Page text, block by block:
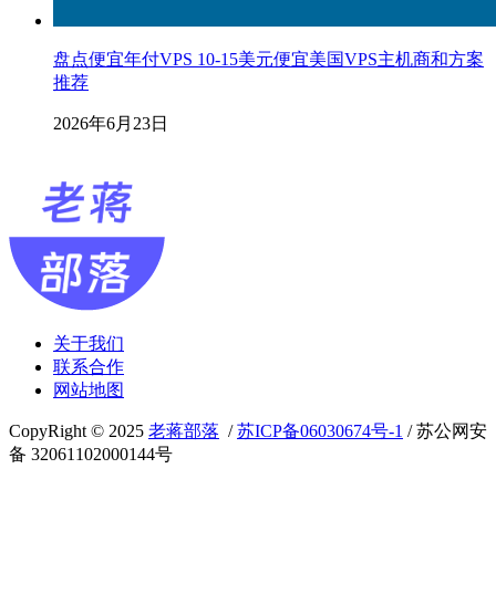
盘点便宜年付VPS 10-15美元便宜美国VPS主机商和方案
推荐
2026年6月23日
关于我们
联系合作
网站地图
CopyRight © 2025 老蒋部落 /苏ICP备06030674号-1 / 苏公网安
备 32061102000144号